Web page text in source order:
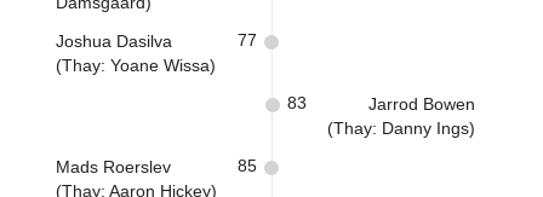
Joshua Dasilva
(Thay: Yoane Wissa)
77
Jarrod Bowen
(Thay: Danny Ings)
83
Mads Roerslev
(Thay: Aaron Hickey)
85